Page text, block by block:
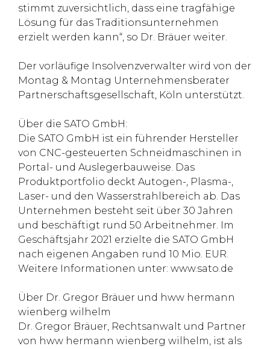
stimmt zuversichtlich, dass eine tragfähige
Lösung für das Traditionsunternehmen
erzielt werden kann“, so Dr. Bräuer weiter.
Der vorläufige Insolvenzverwalter wird von der
Montag & Montag Unternehmensberater
Partnerschaftsgesellschaft, Köln unterstützt.
Über die SATO GmbH:
Die SATO GmbH ist ein führender Hersteller
von CNC-gesteuerten Schneidmaschinen in
Portal- und Auslegerbauweise. Das
Produktportfolio deckt Autogen-, Plasma-,
Laser- und den Wasserstrahlbereich ab. Das
Unternehmen besteht seit über 30 Jahren
und beschäftigt rund 50 Arbeitnehmer. Im
Geschäftsjahr 2021 erzielte die SATO GmbH
nach eigenen Angaben rund 10 Mio. EUR.
Weitere Informationen unter: www.sato.de
Über Dr. Gregor Bräuer und hww hermann
wienberg wilhelm
Dr. Gregor Bräuer, Rechtsanwalt und Partner
von hww hermann wienberg wilhelm, ist als